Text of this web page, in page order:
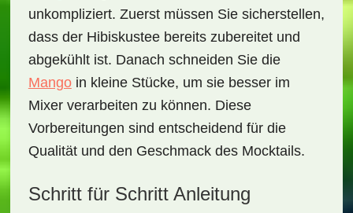
unkompliziert. Zuerst müssen Sie sicherstellen,
dass der Hibiskustee bereits zubereitet und
abgekühlt ist. Danach schneiden Sie die
Mangoin kleine Stücke, um sie besser im
Mixer verarbeiten zu können. Diese
Vorbereitungen sind entscheidend für die
Qualität und den Geschmack des Mocktails.
Schritt für Schritt Anleitung